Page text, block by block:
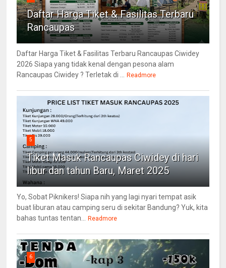
Daftar Harga Tiket & Fasilitas Terbaru
Rancaupas
Daftar Harga Tiket & Fasilitas Terbaru Rancaupas Ciwidey
2026 Siapa yang tidak kenal dengan pesona alam
Rancaupas Ciwidey ? Terletak di ...
Readmore
5
Tiket Masuk Rancaupas Ciwidey di hari
libur dan tahun Baru, Maret 2025
Yo, Sobat Piknikers! Siapa nih yang lagi nyari tempat asik
buat liburan atau camping seru di sekitar Bandung? Yuk, kita
bahas tuntas tentan...
Readmore
6